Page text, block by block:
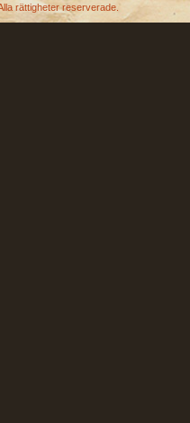
rättigheter reserverade.